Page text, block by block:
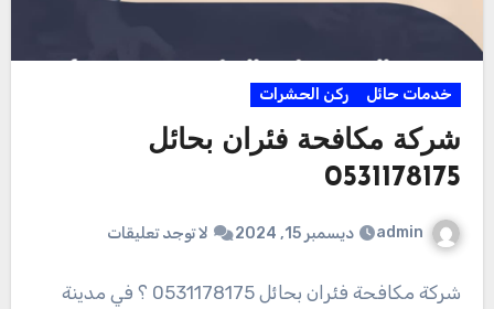
خدمات حائل ركن الحشرات
شركة مكافحة فئران بحائل
0531178175
admin ديسمبر 15, 2024 لا توجد تعليقات
شركة مكافحة فئران بحائل 0531178175 ؟ في مدينة